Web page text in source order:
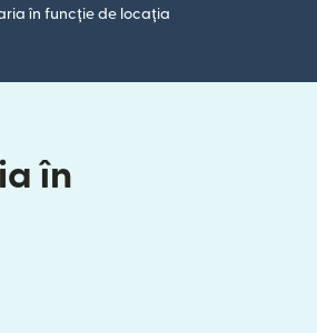
în funcție de locația
în